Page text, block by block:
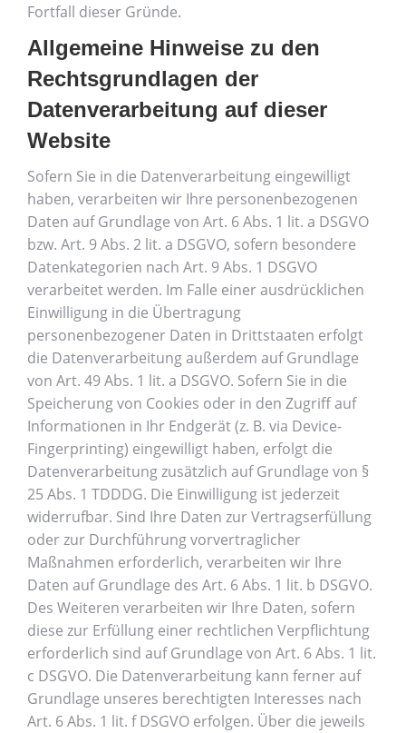
Fortfall dieser Gründe.
Allgemeine Hinweise zu den
Rechtsgrundlagen der
Datenverarbeitung auf dieser
Website
Sofern Sie in die Datenverarbeitung eingewilligt
haben, verarbeiten wir Ihre personenbezogenen
Daten auf Grundlage von Art. 6 Abs. 1 lit. a DSGVO
bzw. Art. 9 Abs. 2 lit. a DSGVO, sofern besondere
Datenkategorien nach Art. 9 Abs. 1 DSGVO
verarbeitet werden. Im Falle einer ausdrücklichen
Einwilligung in die Übertragung
personenbezogener Daten in Drittstaaten erfolgt
die Datenverarbeitung außerdem auf Grundlage
von Art. 49 Abs. 1 lit. a DSGVO. Sofern Sie in die
Speicherung von Cookies oder in den Zugriff auf
Informationen in Ihr Endgerät (z. B. via Device-
Fingerprinting) eingewilligt haben, erfolgt die
Datenverarbeitung zusätzlich auf Grundlage von §
25 Abs. 1 TDDDG. Die Einwilligung ist jederzeit
widerrufbar. Sind Ihre Daten zur Vertragserfüllung
oder zur Durchführung vorvertraglicher
Maßnahmen erforderlich, verarbeiten wir Ihre
Daten auf Grundlage des Art. 6 Abs. 1 lit. b DSGVO.
Des Weiteren verarbeiten wir Ihre Daten, sofern
diese zur Erfüllung einer rechtlichen Verpflichtung
erforderlich sind auf Grundlage von Art. 6 Abs. 1 lit.
c DSGVO. Die Datenverarbeitung kann ferner auf
Grundlage unseres berechtigten Interesses nach
Art. 6 Abs. 1 lit. f DSGVO erfolgen. Über die jeweils